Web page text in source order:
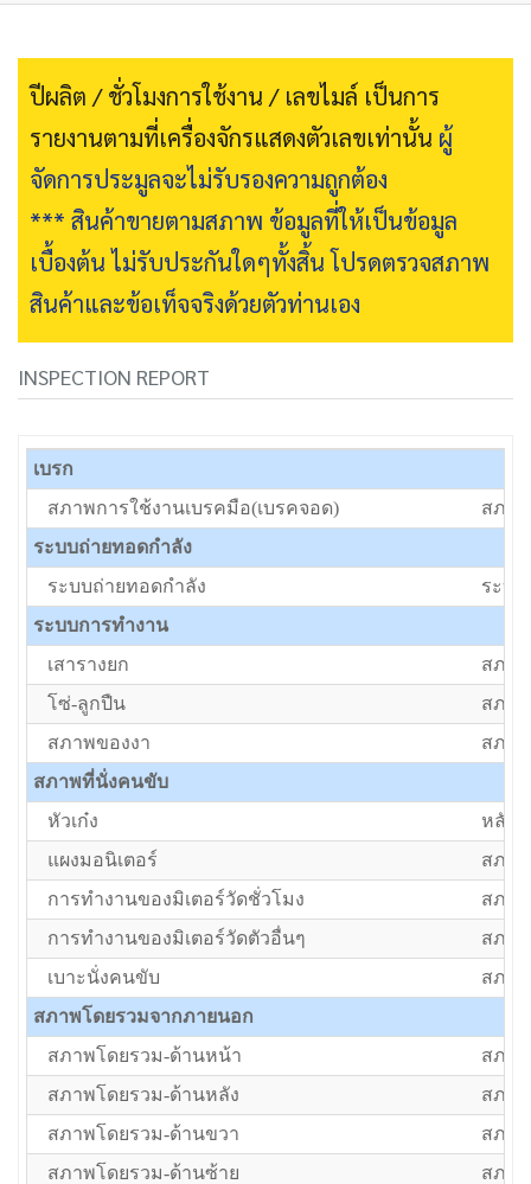
ปีผลิต / ชั่วโมงการใช้งาน / เลขไมล์ เป็นการ
รายงานตามที่เครื่องจักรแสดงตัวเลขเท่านั้น ผู้
จัดการประมูลจะไม่รับรองความถูกต้อง
*** สินค้าขายตามสภาพ ข้อมูลที่ให้เป็นข้อมูล
เบื้องต้น ไม่รับประกันใดๆทั้งสิ้น โปรดตรวจสภาพ
สินค้าและข้อเท็จจริงด้วยตัวท่านเอง
INSPECTION REPORT
เบรก
สภาพการใช้งานเบรคมือ(เบรคจอด)
สภา
ระบบถ่ายทอดกำลัง
ระบบถ่ายทอดกำลัง
ระบ
ระบบการทำงาน
เสารางยก
สภา
โซ่-ลูกปืน
สภา
สภาพของงา
สภา
สภาพที่นั่งคนขับ
หัวเก๋ง
หลัง
แผงมอนิเตอร์
สภา
การทำงานของมิเตอร์วัดชั่วโมง
สภา
การทำงานของมิเตอร์วัดตัวอื่นๆ
สภา
เบาะนั่งคนขับ
สภา
สภาพโดยรวมจากภายนอก
สภาพโดยรวม-ด้านหน้า
สภา
สภาพโดยรวม-ด้านหลัง
สภา
สภาพโดยรวม-ด้านขวา
สภา
สภาพโดยรวม-ด้านซ้าย
สภา